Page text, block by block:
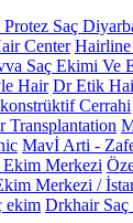
Saç
Center Hairline
Saç Ekimi Ve
Hair Dr Etik
Cerrahi
Transplantation
Mavİ Arti -
Merkezi
Merkezi /
ekim Drkhair